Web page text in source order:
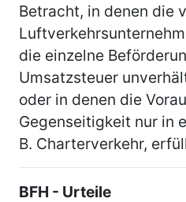
Betracht, in denen die
die einzelne
Umsatzsteuer
oder in denen die
Gegenseitigkeit nur in
B. Charterverkehr,
BFH - Urteile